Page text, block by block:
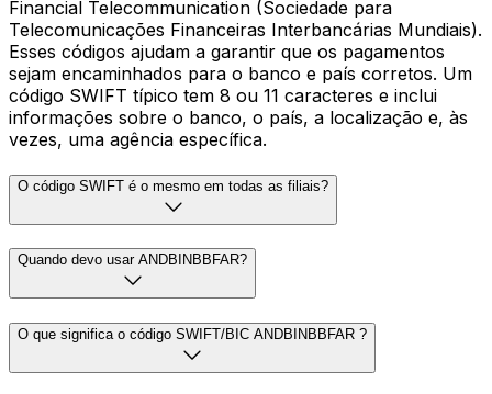
Financial Telecommunication (Sociedade para
Telecomunicações Financeiras Interbancárias Mundiais).
Esses códigos ajudam a garantir que os pagamentos
sejam encaminhados para o banco e país corretos. Um
código SWIFT típico tem 8 ou 11 caracteres e inclui
informações sobre o banco, o país, a localização e, às
vezes, uma agência específica.
O código SWIFT é o mesmo em todas as filiais?
Quando devo usar ANDBINBBFAR?
O que significa o código SWIFT/BIC ANDBINBBFAR ?